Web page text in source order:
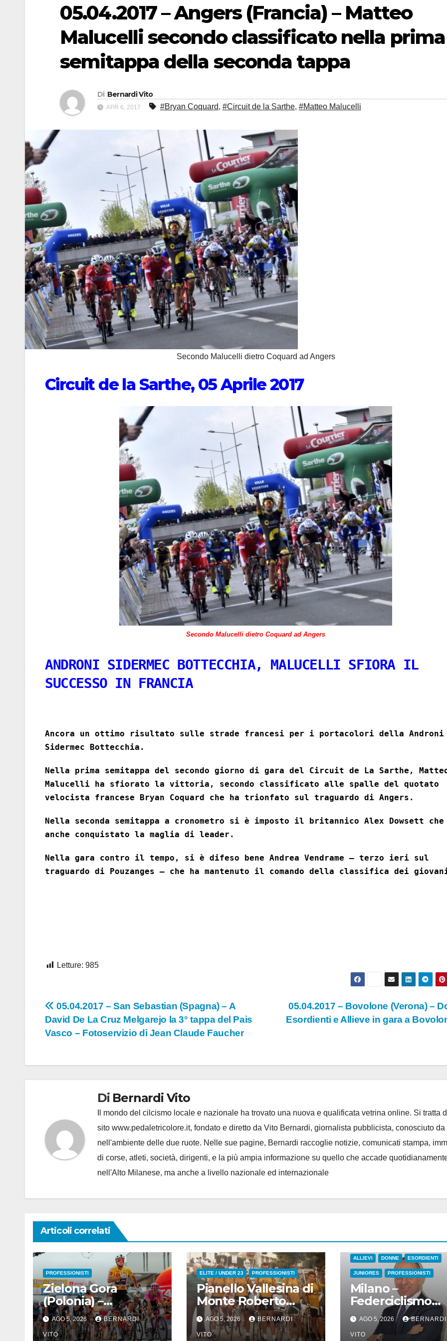
05.04.2017 – Angers (Francia) – Matteo
Malucelli secondo classificato nella prima
semitappa della seconda tappa
Di Bernardi Vito
APR 6, 2017 #Bryan Coquard, #Circuit de la Sarthe, #Matteo Malucelli
Secondo Malucelli dietro Coquard ad Angers
Circuit de la Sarthe, 05 Aprile 2017
Secondo Malucelli dietro Coquard ad Angers
ANDRONI SIDERMEC BOTTECCHIA, MALUCELLI SFIORA IL
SUCCESSO IN FRANCIA
Ancora un ottimo risultato sulle strade francesi per i portacolori della Androni
Sidermec Bottecchia.
Nella prima semitappa del secondo giorno di gara del Circuit de La Sarthe,
Malucelli ha sfiorato la vittoria, secondo classificato alle spalle del quotato
velocista francese Bryan Coquard che ha trionfato sul traguardo di Angers.
Nella seconda semitappa a cronometro si è imposto il britannico Alex Dowsett che
anche conquistato la maglia di leader.
Nella gara contro il tempo, si è difeso bene Andrea Vendrame – terzo ieri sul
traguardo di Pouzanges – che ha mantenuto il comando della classifica dei
Letture: 985
Navigazione
articoli
05.04.2017 – Bovolone (Verona) –
Esordienti e Allieve in gara a
05.04.2017 – San Sebastian (Spagna) – A
David De La Cruz Melgarejo la 3° tappa del Pais
Vasco – Fotoservizio di Jean Claude Faucher
Di Bernardi Vito
Il mondo del cilcismo locale e nazionale ha trovato una nuova e qualificata vetrina online. Si tratta
sito www.pedaletricolore.it, fondato e diretto da Vito Bernardi, giornalista pubblicista, conosciuto da
nell'ambiente delle due ruote. Nelle sue pagine, Bernardi raccoglie notizie, comunicati stampa,
di corse, atleti, società, dirigenti, e la più ampia informazione su quello che accade
nell'Alto Milanese, ma anche a livello nazionale ed internazionale
Articoli correlati
PROFESSIONISTI
Zielona Gora
(Polonia) –
Jonathan Milan
(Lidl-Trek) : Vince la
AGO 5, 2026 BERNARDI
VITO
ELITE / UNDER 23 PROFESSIONISTI
Pianello Vallesina di
Monte Roberto
(Ancona) – Addio ad
Alderino Bartoloni,
AGO 5, 2026 BERNARDI
VITO
ALLIEVI DONNE ESORDIENTI
JUNIORES PROFESSIONISTI
Milano –
Federciclismo
Nazionale :
aperta del
AGO 5, 2026 BERNARDI
VITO